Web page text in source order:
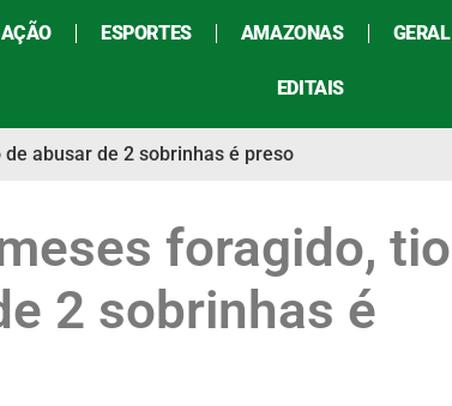
ESPORTES AMAZONAS GERAL
EDITAIS
abusar de 2 sobrinhas é preso
foragido, tio
2 sobrinhas é